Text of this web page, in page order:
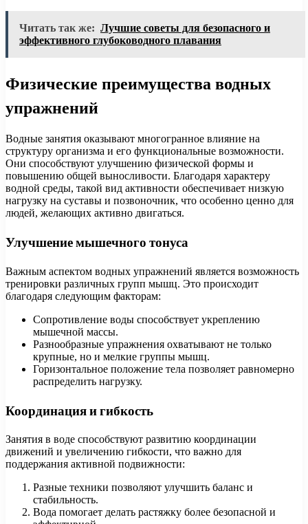
Читать так же: Лучшие советы для безопасного и
эффективного глубоководного плавания
Физические преимущества водных
упражнений
Водные занятия оказывают многогранное влияние на
структуру организма и его функциональные возможности.
Они способствуют улучшению физической формы и
повышению общей выносливости. Благодаря характеру
водной среды, такой вид активности обеспечивает низкую
нагрузку на суставы и позвоночник, что особенно ценно для
людей, желающих активно двигаться.
Улучшение мышечного тонуса
Важным аспектом водных упражнений является возможность
тренировки различных групп мышц. Это происходит
благодаря следующим факторам:
Сопротивление воды способствует укреплению
мышечной массы.
Разнообразные упражнения охватывают не только
крупные, но и мелкие группы мышц.
Горизонтальное положение тела позволяет равномерно
распределить нагрузку.
Координация и гибкость
Занятия в воде способствуют развитию координации
движений и увеличению гибкости, что важно для
поддержания активной подвижности:
Разные техники позволяют улучшить баланс и
стабильность.
Вода помогает делать растяжку более безопасной и